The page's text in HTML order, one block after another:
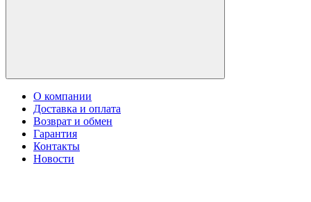
О компании
Доставка и оплата
Возврат и обмен
Гарантия
Контакты
Новости